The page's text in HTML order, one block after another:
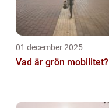
01 december 2025
Vad är grön mobilitet?